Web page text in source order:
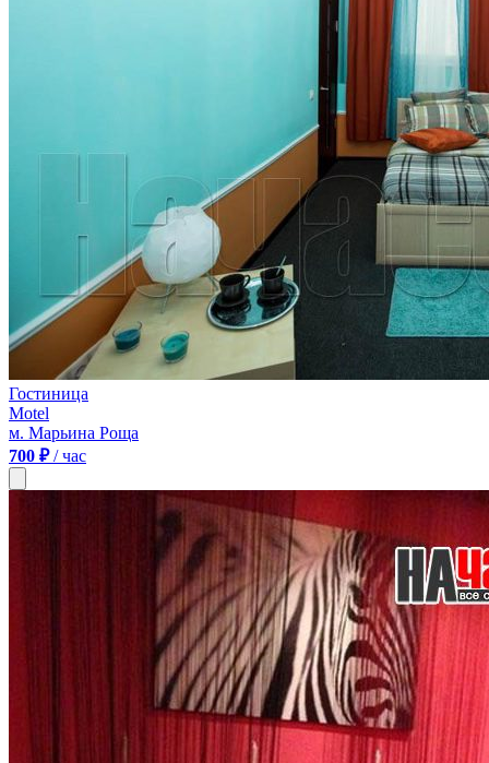
Гостиница
Motel
м. Марьина Роща
700 ₽/ час